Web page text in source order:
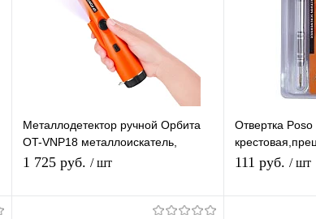
Металлодетектор ручной Орбита
OT-VNP18 металлоискатель,
звуковой и вибро сигнал, подсветка
1 725 руб. / шт
Отвертка Poso
сборки/разборки
гаджетов
111 руб. / шт